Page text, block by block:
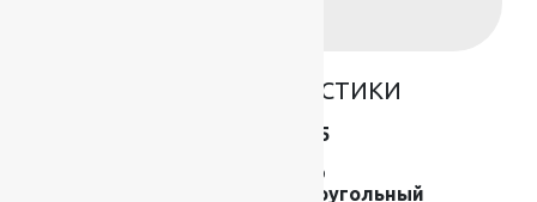
ОСНОВНЫЕ ХАРАКТЕРИСТИКИ
0.8×1.5
Ковер
прямоугольный